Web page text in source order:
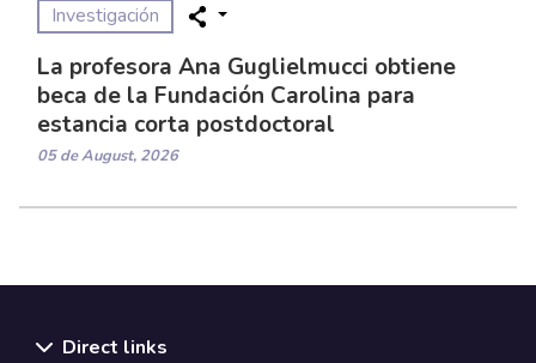
Investigación
La profesora Ana Guglielmucci obtiene
beca de la Fundación Carolina para
estancia corta postdoctoral
05 de August, 2026
Direct links